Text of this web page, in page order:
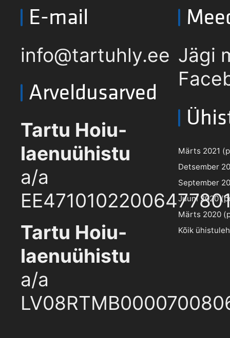
E-mail
info@tartuhly.ee
Arveldusarved
Tartu Hoiu-
laenuühistu
a/a
Tartu Hoiu-
laenuühistu
a/a
Jägi
Märts 2021
Detsember
September
Juuni 2020
Märts 2020
Kõik